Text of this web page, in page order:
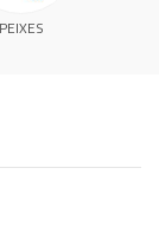
PEIXES